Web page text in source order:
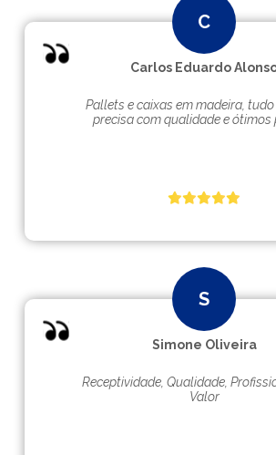
Carlos Eduardo
Pallets e caixas em madeira, tudo
precisa com qualidade e ótimos
Simone Oliveira
Receptividade, Qualidade,
Valor